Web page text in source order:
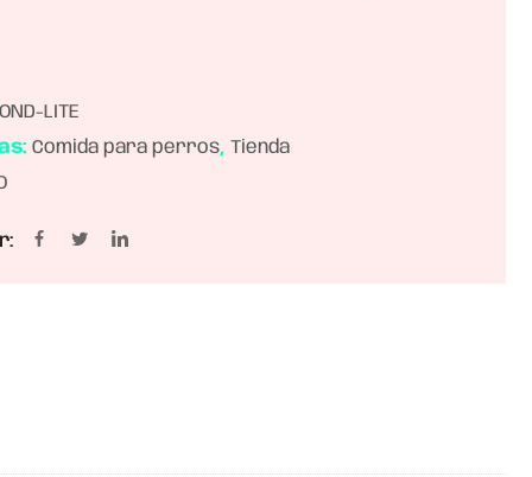
LITE
Comida para perros, Tienda